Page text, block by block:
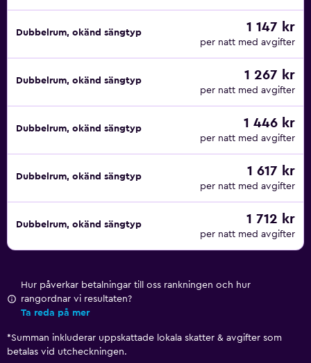
Dubbelrum, okänd sängtyp 1 147 kr
per natt med avgifter
Dubbelrum, okänd sängtyp 1 267 kr
per natt med avgifter
Dubbelrum, okänd sängtyp 1 446 kr
per natt med avgifter
Dubbelrum, okänd sängtyp 1 617 kr
per natt med avgifter
Dubbelrum, okänd sängtyp 1 712 kr
per natt med avgifter
Hur påverkar betalningar till oss rankningen och hur
rangordnar vi resultaten?
Ta reda på mer
*Summan inkluderar uppskattade lokala skatter & avgifter som
betalas vid utcheckningen.